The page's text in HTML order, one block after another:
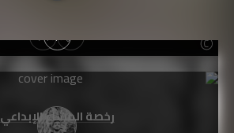
رخصة المشاع الإبداعي